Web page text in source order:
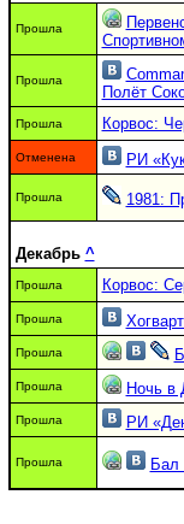
Прошла
Прошла
Полёт
Прошла Корвос:
Отменена РИ
Прошла 1981:
Декабрь ^
Прошла Корвос:
Прошла
Прошла
Прошла Ночь в
Прошла РИ
Прошла Бал